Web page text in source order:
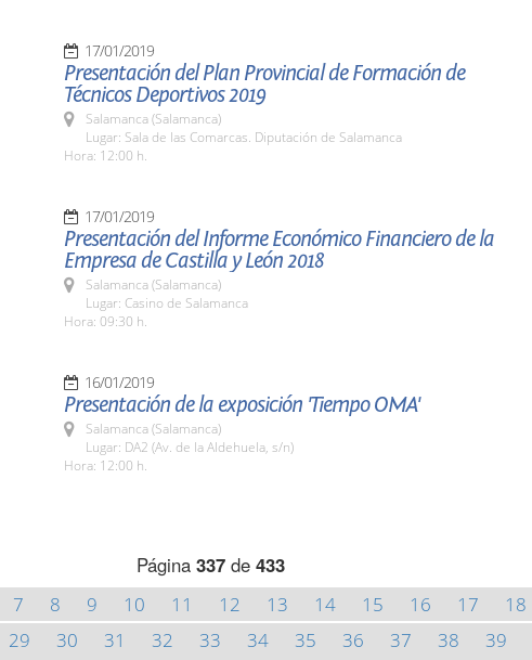
17/01/2019
Presentación del Plan Provincial de Formación de
Técnicos Deportivos 2019
Salamanca (Salamanca)
Lugar: Sala de las Comarcas. Diputación de Salamanca
Hora: 12:00 h.
17/01/2019
Presentación del Informe Económico Financiero de la
Empresa de Castilla y León 2018
Salamanca (Salamanca)
Lugar: Casino de Salamanca
Hora: 09:30 h.
16/01/2019
Presentación de la exposición 'Tiempo OMA'
Salamanca (Salamanca)
Lugar: DA2 (Av. de la Aldehuela, s/n)
Hora: 12:00 h.
Página 337de 433
7 8 9 10 11 12 13 14 15 16 17 18
29 30 31 32 33 34 35 36 37 38 39